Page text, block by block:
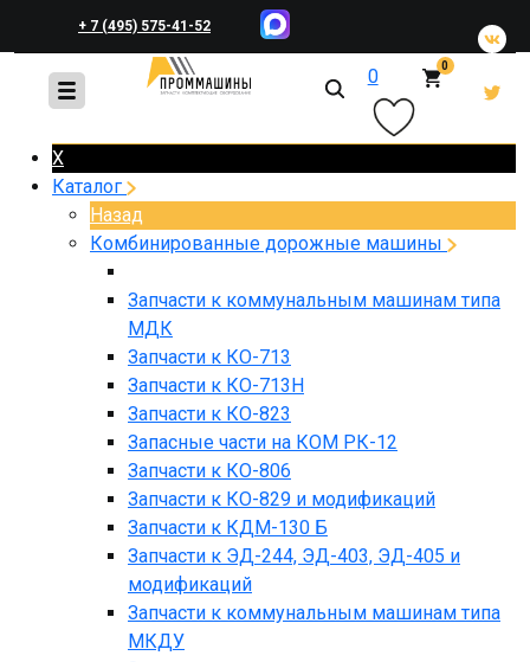
+ 7 (495) 575-41-52
+ 7 (495) 648-45-83 0 0
X
Каталог
Назад
Комбинированные дорожные машины
Запчасти к коммунальным машинам типа
МДК
Запчасти к КО-713
Запчасти к КО-713Н
Запчасти к КО-823
Запасные части на КОМ РК-12
Запчасти к КО-806
Запчасти к КО-829 и модификаций
Запчасти к КДМ-130 Б
Запчасти к ЭД-244, ЭД-403, ЭД-405 и
модификаций
Запчасти к коммунальным машинам типа
МКДУ